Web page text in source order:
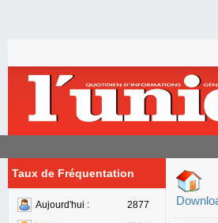
Taux de Fréquentation
Aujourd'hui :
2877